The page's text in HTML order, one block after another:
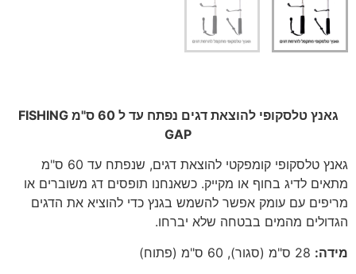
גאנץ טלסקופי להוצאת דגים נפתח עד ל 60 ס"מ FISHING
GAP
גאנץ טלסקופי קומפקטי להוצאת דגים, שנפתח עד 60 ס"מ
מתאים לדיג בחוף או מקייק. כשאנחנו תופסים דג משוברים או
מריפים עם עומק אפשר להשמש בגנץ כדי להוציא את הדגים
הגדולים מהמים בבטחה שלא יברחו.
מידה: